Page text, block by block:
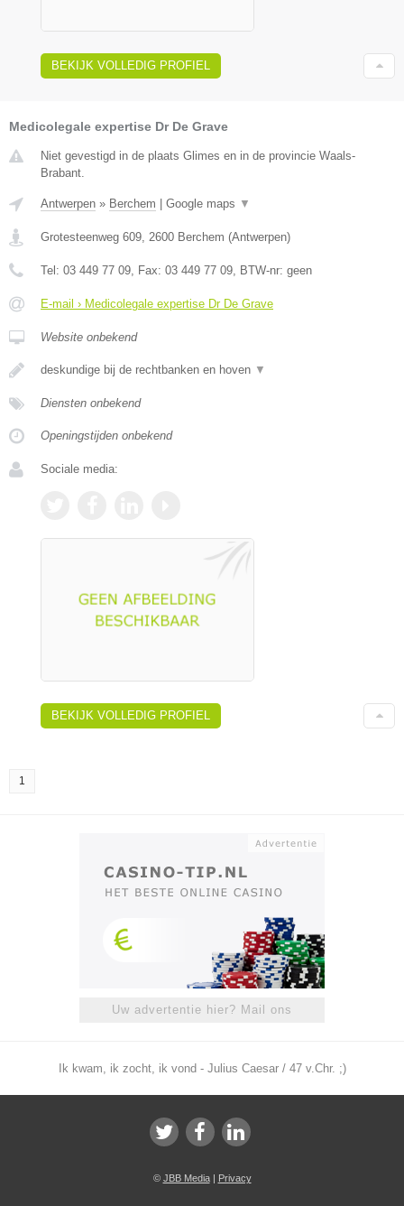
BEKIJK VOLLEDIG PROFIEL
Medicolegale expertise Dr De Grave
Niet gevestigd in de plaats Glimes en in de provincie Waals-
Brabant.
Antwerpen » Berchem Google maps ▼
Grotesteenweg 609, 2600 Berchem (Antwerpen)
Tel: 03 449 77 09, Fax: 03 449 77 09, BTW-nr: geen
E-mail › Medicolegale expertise Dr De Grave
Website onbekend
deskundige bij de rechtbanken en hoven ▼
Diensten onbekend
Openingstijden onbekend
Sociale media:
BEKIJK VOLLEDIG PROFIEL
1
Uw advertentie hier? Mail ons
Ik kwam, ik zocht, ik vond - Julius Caesar / 47 v.Chr. ;)
© JBB Media| Privacy